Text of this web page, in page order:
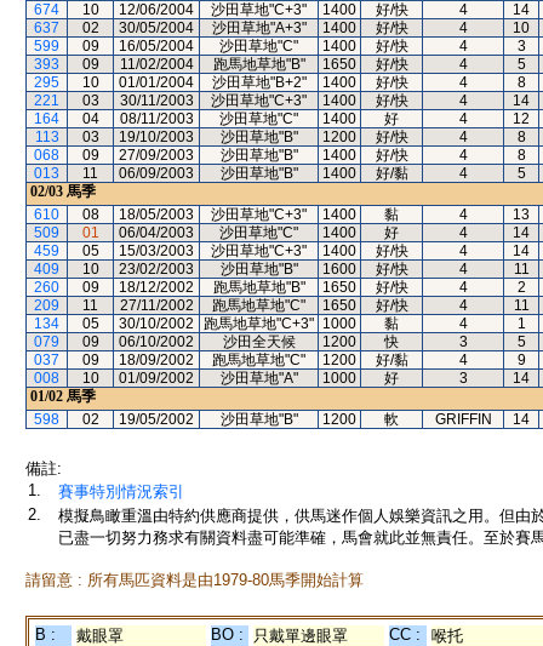
674
10 12/06/2004 沙田草地"C+3" 1400 好/快 4
14
637
02 30/05/2004 沙田草地"A+3" 1400 好/快 4
10
599
09 16/05/2004 沙田草地"C" 1400 好/快 4
3
393
09 11/02/2004 跑馬地草地"B" 1650 好/快 4
5
295
10 01/01/2004 沙田草地"B+2" 1400 好/快 4
8
221
03 30/11/2003 沙田草地"C+3" 1400 好/快 4
14
164
04 08/11/2003 沙田草地"C" 1400 好 4
12
113
03 19/10/2003 沙田草地"B" 1200 好/快 4
8
068
09 27/09/2003 沙田草地"B" 1400 好/快 4
8
013
11 06/09/2003 沙田草地"B" 1400 好/黏 4
5
02/03 馬季
610
08 18/05/2003 沙田草地"C+3" 1400 黏 4
13
509
01 06/04/2003 沙田草地"C" 1400 好 4
14
459
05 15/03/2003 沙田草地"C+3" 1400 好/快 4
14
409
10 23/02/2003 沙田草地"B" 1600 好/快 4
11
260
09 18/12/2002 跑馬地草地"B" 1650 好/快 4
2
209
11 27/11/2002 跑馬地草地"C" 1650 好/快 4
11
134
05 30/10/2002 跑馬地草地"C+3" 1000 黏 4
1
079
09 06/10/2002 沙田全天候 1200 快 3
5
037
09 18/09/2002 跑馬地草地"C" 1200 好/黏 4
9
008
10 01/09/2002 沙田草地"A" 1000 好 3
14
01/02 馬季
598
02 19/05/2002 沙田草地"B" 1200 軟 GRIFFIN 14
備註:
1.
賽事特別情況索引
2.
模擬鳥瞰重溫由特約供應商提供，供馬迷作個人娛樂資訊之用。但
已盡一切努力務求有關資料盡可能準確，馬會就此並無責任。至於賽
請留意 : 所有馬匹資料是由1979-80馬季開始計算
B : 戴眼罩 BO : 只戴單邊眼罩 CC :
喉托